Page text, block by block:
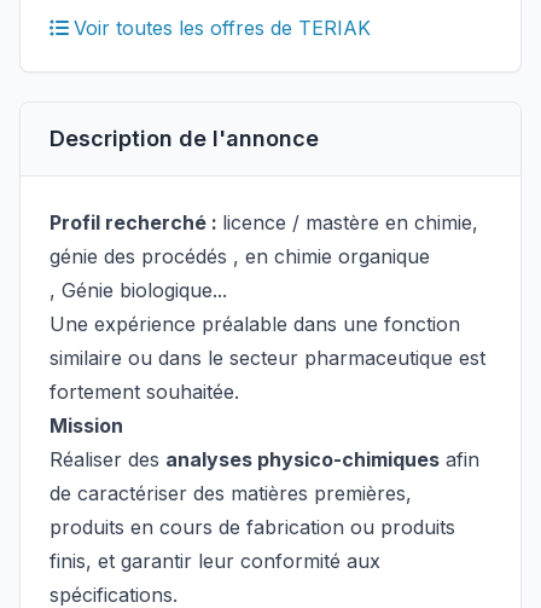
Voir toutes les offres de TERIAK
Description de l'annonce
Profil recherché : licence / mastère en chimie,
génie des procédés , en chimie organique
, Génie biologique...
Une expérience préalable dans une fonction
similaire ou dans le secteur pharmaceutique est
fortement souhaitée.
Mission
Réaliser des analyses physico-chimiques afin
de caractériser des matières premières,
produits en cours de fabrication ou produits
finis, et garantir leur conformité aux
spécifications.